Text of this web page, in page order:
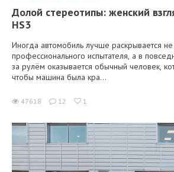
Долой стереотипы: женский
HS3
Иногда автомобиль лучше раскрывается
профессионального испытателя, а в
за рулём оказывается обычный человек,
чтобы машина была кра...
47618 12 1